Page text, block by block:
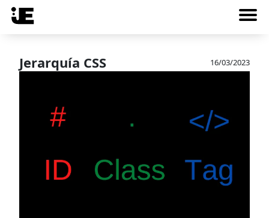
Jerarquía CSS 16/03/2023